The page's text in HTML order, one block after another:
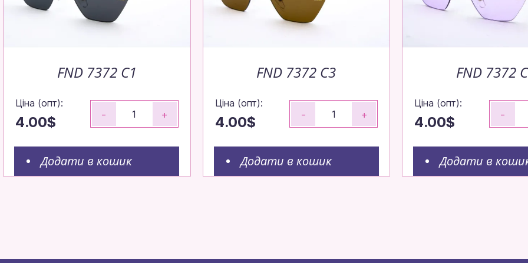
FND 7372 C1
Ціна (опт):
4.00$ - +
Додати в кошик
FND 7372 C3
Ціна (опт):
4.00$ - +
Додати в кошик
FND 7372
Ціна (опт):
4.00$ -
Додати в